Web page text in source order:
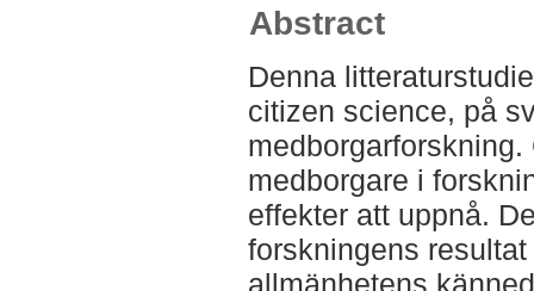
Abstract
Denna
citizen science, på
medborgare i
effekter att uppnå.
forskningens
allmänhetens